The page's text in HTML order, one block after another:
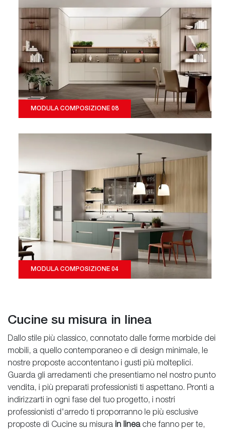
MODULA COMPOSIZIONE 08
MODULA COMPOSIZIONE 04
Cucine su misura in linea
Dallo stile più classico, connotato dalle forme morbide dei
mobili, a quello contemporaneo e di design minimale, le
nostre proposte accontentano i gusti più molteplici.
Guarda gli arredamenti che presentiamo nel nostro punto
vendita, i più preparati professionisti ti aspettano. Pronti a
indirizzarti in ogni fase del tuo progetto, i nostri
professionisti d'arredo ti proporranno le più esclusive
proposte di Cucine su misura in lineache fanno per te,